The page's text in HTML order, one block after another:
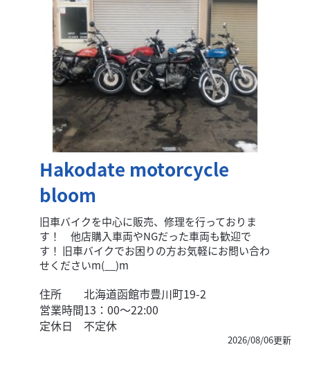
Hakodate motorcycle
bloom
旧車バイクを中心に販売、修理を行っておりま
す！ 他店購入車両やNGだった車両も歓迎で
す！ 旧車バイクでお困りの方お気軽にお問い合わ
せくださいm(__)m
住所
北海道函館市豊川町19-2
営業時間13：00〜22:00
定休日
不定休
2026/08/06更新